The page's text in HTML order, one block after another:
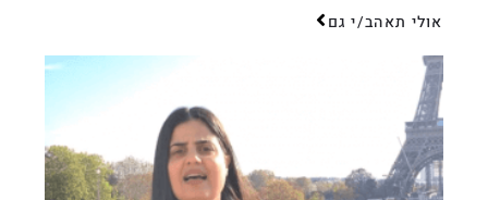
אולי תאהב/י גם